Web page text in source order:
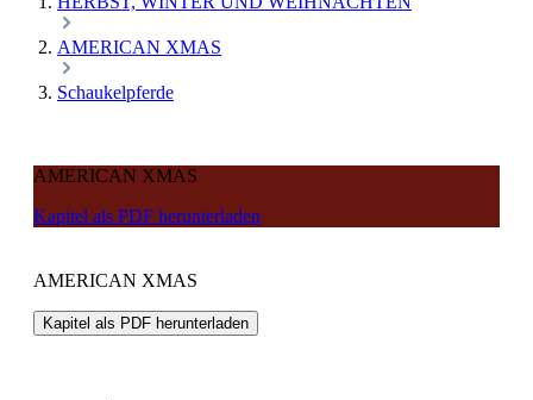
AMERICAN XMAS
Schaukelpferde
AMERICAN XMAS
Kapitel als PDF herunterladen
AMERICAN XMAS
Kapitel als PDF herunterladen